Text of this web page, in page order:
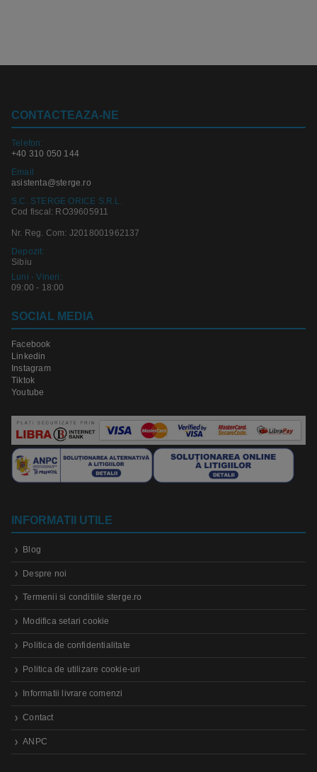
CONTACTEAZA-NE
Telefon:
+40 310 050 144
Email
asistenta@sterge.ro
S.C. STERGE ORICE S.R.L.
Cod fiscal: RO39605911
Nr. Reg. Com: J2018001962137
Depozit:
Sibiu
Luni - Vineri:
09:00 - 18:00
SOCIAL MEDIA
Facebook
Linkedin
Instagram
Tiktok
Youtube
INFORMATII UTILE
Blog
Despre noi
Termenii si conditiile sterge.ro
Modifica setari cookie
Politica de confidentialitate
Politica de utilizare cookie-uri
Informatii livrare comenzi
Contact
ANPC